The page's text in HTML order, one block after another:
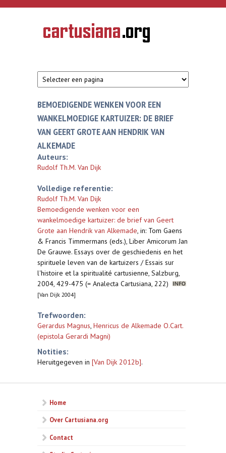
Overslaan en naar de inhoud gaan
CARTUSIANA
Geschiedenis
van de
BEMOEDIGENDE WENKEN VOOR EEN
WANKELMOEDIGE KARTUIZER: DE BRIEF
VAN GEERT GROTE AAN HENDRIK VAN
ALKEMADE
Auteurs:
Rudolf Th.M. Van Dijk
Volledige referentie:
Rudolf Th.M. Van Dijk
Bemoedigende wenken voor een
wankelmoedige kartuizer: de brief van Geert
Grote aan Hendrik van Alkemade, in: Tom Gaens
& Francis Timmermans (eds.), Liber Amicorum Jan
De Grauwe. Essays over de geschiedenis en het
spirituele leven van de kartuizers / Essais sur
l'histoire et la spiritualité cartusienne, Salzburg,
2004, 429-475 (= Analecta Cartusiana, 222)
[Van Dijk 2004]
Trefwoorden:
Gerardus Magnus, Henricus de Alkemade O.Cart.
(epistola Gerardi Magni)
Notities:
Heruitgegeven in [Van Dijk 2012b].
Home
Over Cartusiana.org
Contact